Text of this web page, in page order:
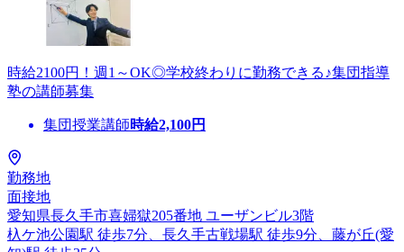
時給2100円！週1～OK◎学校終わりに勤務できる♪集団指導
塾の講師募集
集団授業講師時給2,100円
勤務地
面接地
愛知県長久手市喜婦獄205番地 ユーザンビル3階
杁ケ池公園駅 徒歩7分、長久手古戦場駅 徒歩9分、藤が丘(愛